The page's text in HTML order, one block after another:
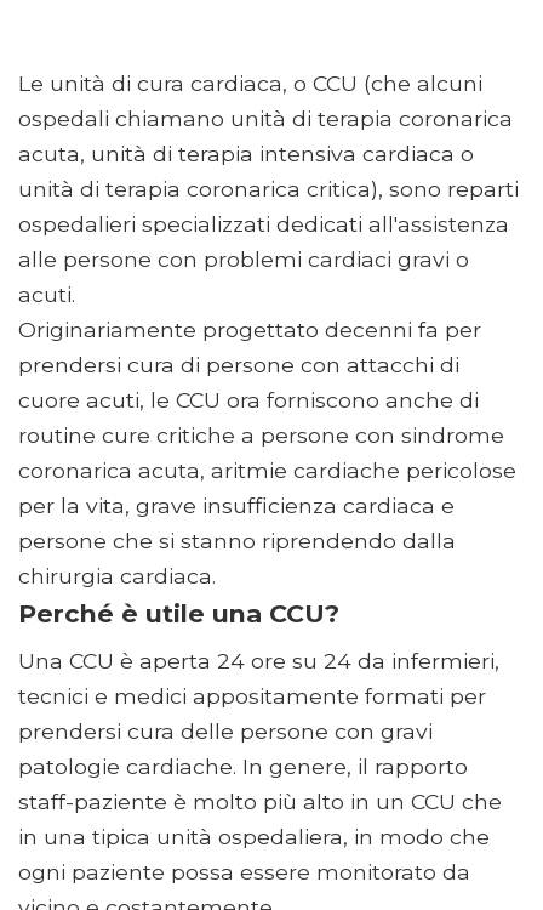
Le unità di cura cardiaca, o CCU (che alcuni
ospedali chiamano unità di terapia coronarica
acuta, unità di terapia intensiva cardiaca o
unità di terapia coronarica critica), sono reparti
ospedalieri specializzati dedicati all'assistenza
alle persone con problemi cardiaci gravi o
acuti.
Originariamente progettato decenni fa per
prendersi cura di persone con attacchi di
cuore acuti, le CCU ora forniscono anche di
routine cure critiche a persone con sindrome
coronarica acuta, aritmie cardiache pericolose
per la vita, grave insufficienza cardiaca e
persone che si stanno riprendendo dalla
chirurgia cardiaca.
Perché è utile una CCU?
Una CCU è aperta 24 ore su 24 da infermieri,
tecnici e medici appositamente formati per
prendersi cura delle persone con gravi
patologie cardiache. In genere, il rapporto
staff-paziente è molto più alto in un CCU che
in una tipica unità ospedaliera, in modo che
ogni paziente possa essere monitorato da